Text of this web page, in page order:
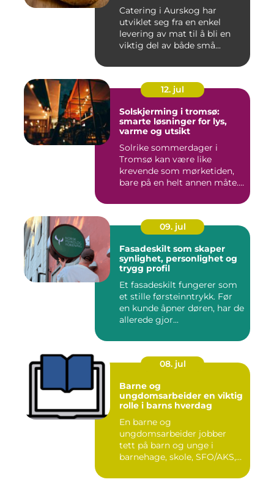
Catering i Aurskog har
utviklet seg fra en enkel
levering av mat til å bli en
viktig del av både små...
12. jul
Solskjerming i tromsø:
smarte løsninger for lys,
varme og utsikt
Solrike sommerdager i
Tromsø kan være like
krevende som mørketiden,
bare på en helt annen måte.
09. jul
Fasadeskilt som skaper
synlighet, personlighet og
trygg profil
Et fasadeskilt fungerer som
et stille førsteinntrykk. Før
en kunde åpner døren, har de
allerede gjor...
08. jul
Barne og
ungdomsarbeider en viktig
rolle i barns hverdag
En barne og
ungdomsarbeider jobber
tett på barn og unge i
barnehage, skole, SFO/AKS,